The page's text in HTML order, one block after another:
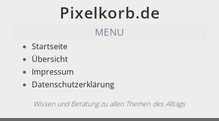
Pixelkorb.de
MENU
Startseite
Übersicht
Impressum
Datenschutzerklärung
Wissen und Beratung zu allen Themen des Alltags